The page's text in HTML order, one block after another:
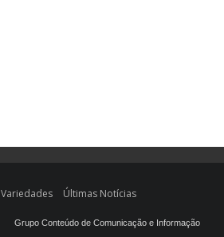
Variedades Últimas Notícias
Grupo Conteúdo de Comunicação e Informação